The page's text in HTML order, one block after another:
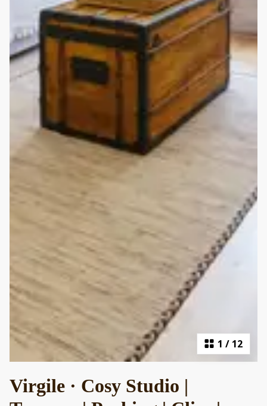
1 / 12
Virgile · Cosy Studio |